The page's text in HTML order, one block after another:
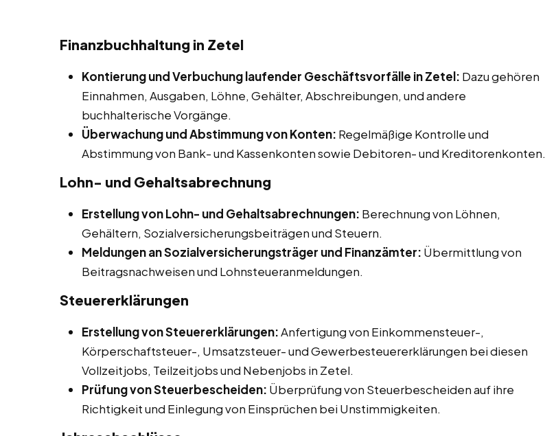
Finanzbuchhaltung in Zetel
Kontierung und Verbuchung laufender Geschäftsvorfälle in Zetel: Dazu gehören
Einnahmen, Ausgaben, Löhne, Gehälter, Abschreibungen, und andere
buchhalterische Vorgänge.
Überwachung und Abstimmung von Konten: Regelmäßige Kontrolle und
Abstimmung von Bank- und Kassenkonten sowie Debitoren- und Kreditorenkonten.
Lohn- und Gehaltsabrechnung
Erstellung von Lohn- und Gehaltsabrechnungen: Berechnung von Löhnen,
Gehältern, Sozialversicherungsbeiträgen und Steuern.
Meldungen an Sozialversicherungsträger und Finanzämter: Übermittlung von
Beitragsnachweisen und Lohnsteueranmeldungen.
Steuererklärungen
Erstellung von Steuererklärungen:Anfertigung von Einkommensteuer-,
Körperschaftsteuer-, Umsatzsteuer- und Gewerbesteuererklärungen bei diesen
Vollzeitjobs, Teilzeitjobs und Nebenjobs in Zetel.
Prüfung von Steuerbescheiden: Überprüfung von Steuerbescheiden auf ihre
Richtigkeit und Einlegung von Einsprüchen bei Unstimmigkeiten.